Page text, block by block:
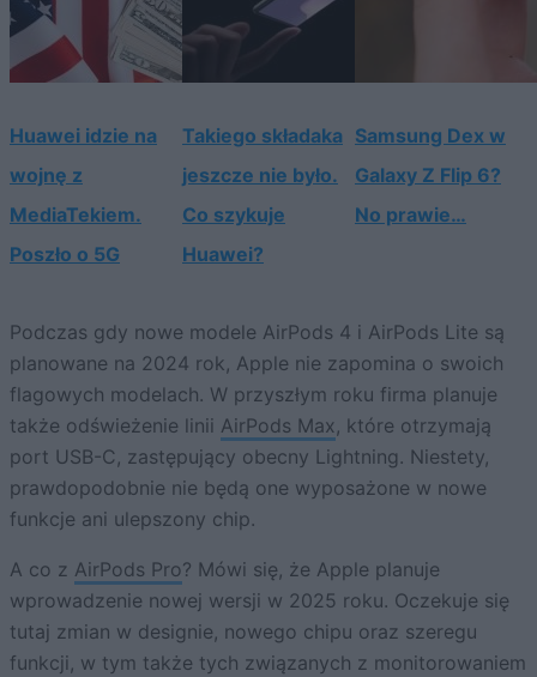
Huawei idzie na
wojnę z
MediaTekiem.
Poszło o 5G
Takiego składaka
jeszcze nie było.
Co szykuje
Huawei?
Samsung Dex w
Galaxy Z Flip 6?
No prawie…
Podczas gdy nowe modele AirPods 4 i AirPods Lite są
planowane na 2024 rok, Apple nie zapomina o swoich
flagowych modelach. W przyszłym roku firma planuje
także odświeżenie linii AirPods Max, które otrzymają
port USB-C, zastępujący obecny Lightning. Niestety,
prawdopodobnie nie będą one wyposażone w nowe
funkcje ani ulepszony chip.
A co z AirPods Pro? Mówi się, że Apple planuje
wprowadzenie nowej wersji w 2025 roku. Oczekuje się
tutaj zmian w designie, nowego chipu oraz szeregu
funkcji, w tym także tych związanych z monitorowaniem